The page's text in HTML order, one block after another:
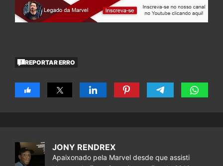
REPORTAR ERRO
JONY RENDREX
Apaixonado pela Marvel desde que assisti